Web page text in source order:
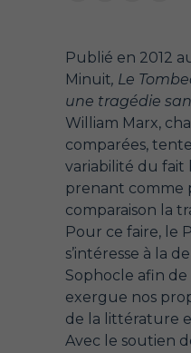
Publié en 2012
Minuit, Le
une tragédie
William Marx,
comparées,
variabilité du fait
prenant comme
comparaison la
Pour ce faire, le
s’intéresse à la
Sophocle afin
exergue nos
de la littérature
Avec le soutien